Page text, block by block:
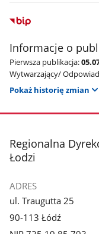
Informacje o
Pierwsza publikacja:
Wytwarzający/
Pokaż historię zmian
stopka
Regionalna
Łodzi
ADRES
ul. Traugutta 25
90-113 Łódź